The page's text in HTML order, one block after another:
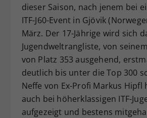
dieser Saison, nach jenem bei
ITF-J60-Event in Gjövik
März. Der 17-Jährige wird sich
Jugendweltrangliste, von
von Platz 353 ausgehend,
deutlich bis unter die Top 300
Neffe von Ex-Profi Markus Hipfl
auch bei höherklassigen ITF-
aufgezeigt und bestens